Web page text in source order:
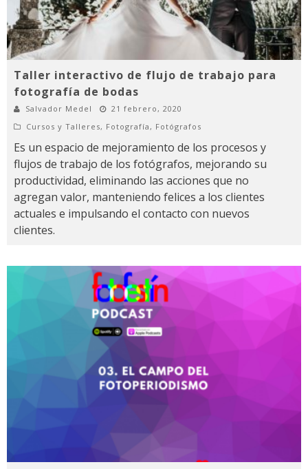
Taller interactivo de flujo de trabajo para
fotografía de bodas
Salvador Medel
21 febrero, 2020
Cursos y Talleres, Fotografía , Fotógrafos
Es un espacio de mejoramiento de los procesos y
flujos de trabajo de los fotógrafos, mejorando su
productividad, eliminando las acciones que no
agregan valor, manteniendo felices a los clientes
actuales e impulsando el contacto con nuevos
clientes.